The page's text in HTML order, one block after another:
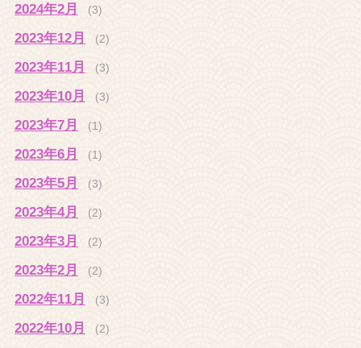
2024年2月 (3)
2023年12月 (2)
2023年11月 (3)
2023年10月 (3)
2023年7月 (1)
2023年6月 (1)
2023年5月 (3)
2023年4月 (2)
2023年3月 (2)
2023年2月 (2)
2022年11月 (3)
2022年10月 (2)